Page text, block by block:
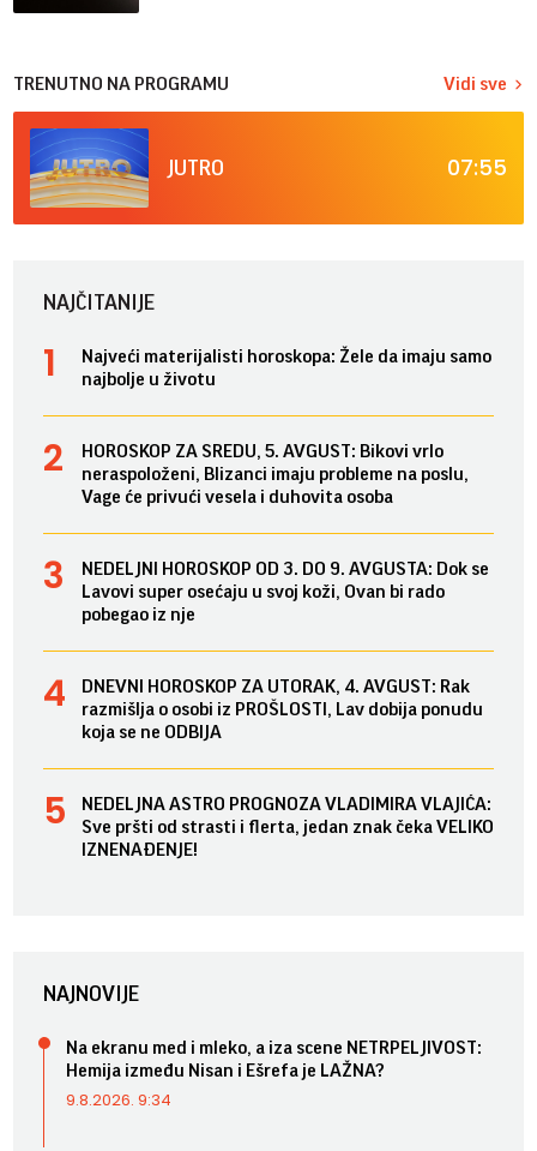
TRENUTNO NA PROGRAMU Vidi sve
JUTRO 07:55
NAJČITANIJE
Najveći materijalisti horoskopa: Žele da imaju samo
najbolje u životu
HOROSKOP ZA SREDU, 5. AVGUST: Bikovi vrlo
neraspoloženi, Blizanci imaju probleme na poslu,
Vage će privući vesela i duhovita osoba
NEDELJNI HOROSKOP OD 3. DO 9. AVGUSTA: Dok se
Lavovi super osećaju u svoj koži, Ovan bi rado
pobegao iz nje
DNEVNI HOROSKOP ZA UTORAK, 4. AVGUST: Rak
razmišlja o osobi iz PROŠLOSTI, Lav dobija ponudu
koja se ne ODBIJA
NEDELJNA ASTRO PROGNOZA VLADIMIRA VLAJIĆA:
Sve pršti od strasti i flerta, jedan znak čeka VELIKO
IZNENAĐENJE!
NAJNOVIJE
Na ekranu med i mleko, a iza scene NETRPELJIVOST:
Hemija između Nisan i Ešrefa je LAŽNA?
9.8.2026. 9:34